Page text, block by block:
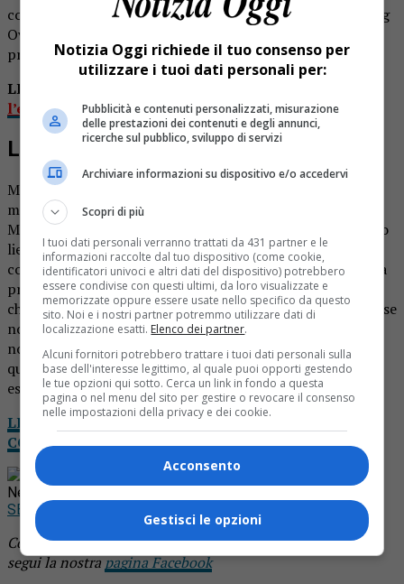
condotta in un primo momento al bar del piazzale, il Wing
Over, per disinfettare la ferita. Poi la famiglia è andata al
pronto soccorso dell’ospedale di Ponderano.
LEGGI ANCHE:
l’escursionista finisce giù per una scarpata
Le condizioni si aggravano
Ma a Ponderano l’aggravarsi della situazione ha spinto i
medici ad intubarla e trasportarla d’urgenza al Regina
Margherita di Torino. Qui le condizioni della bambina sono
lievemente migliorate: non è in coma, è cosciente e le sue
condizioni si sono stabilizzate. Per lei rimane comunque la
prognosi riservata. In effetti, nonostante la cattiva fama
che le circonda, le vipere non mordono quasi mai l’uomo, se
non quando si sentono minacciate: alla vista di persone
normalmente fuggono e si nascondono. Purtroppo però
qualche volta capita di pestarle, e allora la reazione può
essere effettivamente un morso.
LEGGI NOTIZIA OGGI DA CASA: IL TUO GIORNALE
COMPLETO IN VERSIONE DIGITALE
Rimani aggiornato seguendoci su Google
News!
SEGUICI
Continua a leggere le notizie diNotizia Oggi Borgosesia
segui la nostrapagina Facebook
Notizia Oggi richiede il tuo consenso per
utilizzare i tuoi dati personali per:
Pubblicità e contenuti personalizzati, misurazione
delle prestazioni dei contenuti e degli annunci,
ricerche sul pubblico, sviluppo di servizi
Archiviare informazioni su dispositivo e/o accedervi
Scopri di più
I tuoi dati personali verranno trattati da 431 partner e le
informazioni raccolte dal tuo dispositivo (come cookie,
identificatori univoci e altri dati del dispositivo) potrebbero
essere condivise con questi ultimi, da loro visualizzate e
memorizzate oppure essere usate nello specifico da questo
sito. Noi e i nostri partner potremmo utilizzare dati di
localizzazione esatti. Elenco dei partner.
Alcuni fornitori potrebbero trattare i tuoi dati personali sulla
base dell'interesse legittimo, al quale puoi opporti gestendo
le tue opzioni qui sotto. Cerca un link in fondo a questa
pagina o nel menu del sito per gestire o revocare il consenso
nelle impostazioni della privacy e dei cookie.
Acconsento
Gestisci le opzioni